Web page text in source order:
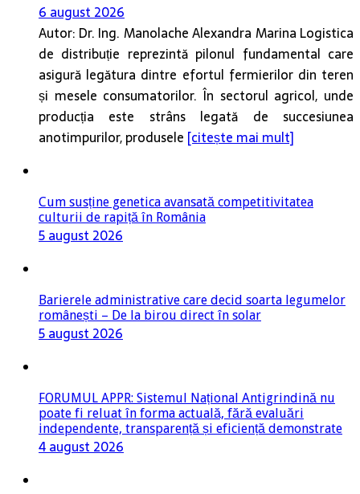
6 august 2026
Autor: Dr. Ing. Manolache Alexandra Marina Logistica
de distribuție reprezintă pilonul fundamental care
asigură legătura dintre efortul fermierilor din teren
și mesele consumatorilor. În sectorul agricol, unde
producția este strâns legată de succesiunea
anotimpurilor, produsele [citește mai mult]
Cum susține genetica avansată competitivitatea
culturii de rapiță în România
5 august 2026
Barierele administrative care decid soarta legumelor
românești – De la birou direct în solar
5 august 2026
FORUMUL APPR: Sistemul Național Antigrindină nu
poate fi reluat în forma actuală, fără evaluări
independente, transparență și eficiență demonstrate
4 august 2026